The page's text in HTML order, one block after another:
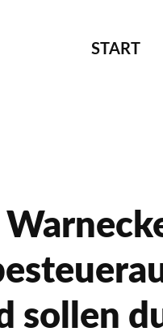
START
sollen